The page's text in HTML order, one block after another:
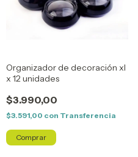
Organizador de decoración xl
x 12 unidades
$3.990,00
$3.591,00 con Transferencia